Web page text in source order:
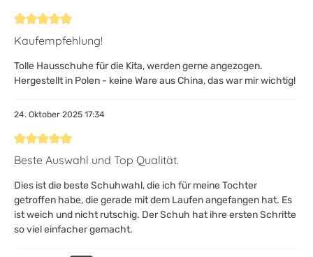
Bewertung mit 5 von 5 Sternen
Kaufempfehlung!
Tolle Hausschuhe für die Kita, werden gerne angezogen.
Hergestellt in Polen - keine Ware aus China, das war mir wichtig!
24. Oktober 2025 17:34
Bewertung mit 5 von 5 Sternen
Beste Auswahl und Top Qualität.
Dies ist die beste Schuhwahl, die ich für meine Tochter
getroffen habe, die gerade mit dem Laufen angefangen hat. Es
ist weich und nicht rutschig. Der Schuh hat ihre ersten Schritte
so viel einfacher gemacht.